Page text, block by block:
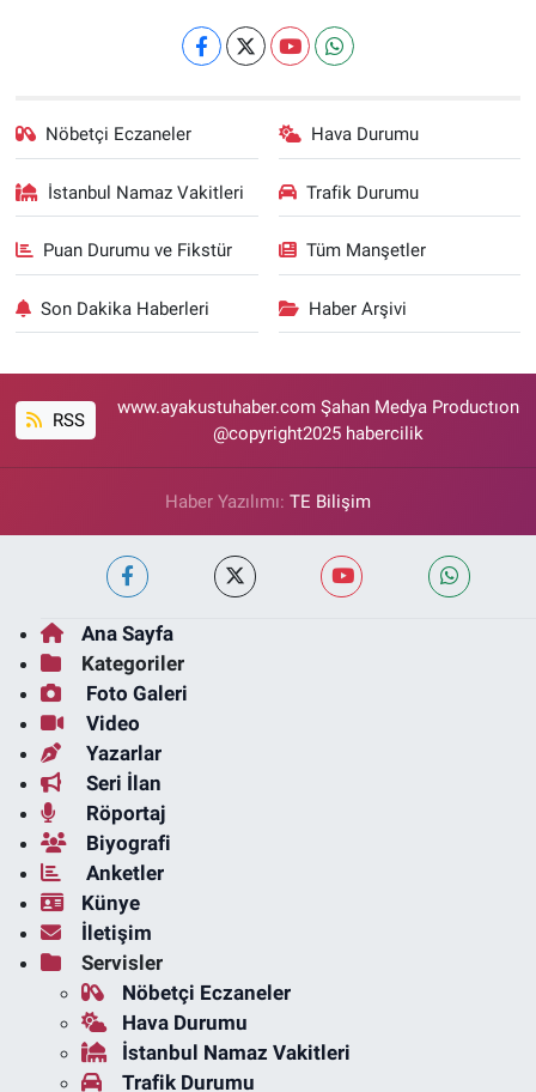
Nöbetçi Eczaneler Hava Durumu
İstanbul Namaz Vakitleri Trafik Durumu
Puan Durumu ve Fikstür Tüm Manşetler
Son Dakika Haberleri Haber Arşivi
RSS
www.ayakustuhaber.com Şahan Medya Productıon
@copyright2025 habercilik
Haber Yazılımı: TE Bilişim
Ana Sayfa
Kategoriler
Foto Galeri
Video
Yazarlar
Seri İlan
Röportaj
Biyografi
Anketler
Künye
İletişim
Servisler
Nöbetçi Eczaneler
Hava Durumu
İstanbul Namaz Vakitleri
Trafik Durumu